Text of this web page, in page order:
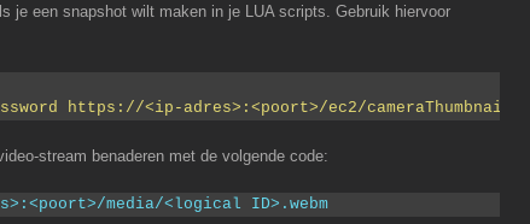
je een snapshot wilt maken in je LUA scripts. Gebruik hiervoor
https://<ip-adres>:<poort>/ec2/
stream benaderen met de volgende code:
media/<logical ID>.webm